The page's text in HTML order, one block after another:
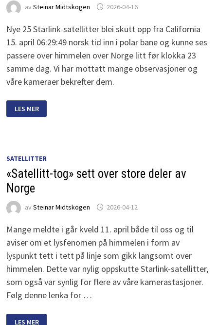
av Steinar Midtskogen 2026-04-16
Nye 25 Starlink-satellitter blei skutt opp fra California
15. april 06:29:49 norsk tid inn i polar bane og kunne ses
passere over himmelen over Norge litt før klokka 23
samme dag. Vi har mottatt mange observasjoner og
våre kameraer bekrefter dem.
SATELLITT-
TOG
LES MER
SATELLITTER
«Satellitt-tog» sett over store deler av
Norge
av Steinar Midtskogen 2026-04-12
Mange meldte i går kveld 11. april både til oss og til
aviser om et lysfenomen på himmelen i form av
lyspunkt tett i tett på linje som gikk langsomt over
himmelen. Dette var nylig oppskutte Starlink-satellitter,
som også var synlig for flere av våre kamerastasjoner.
Følg denne lenka for …
«SATELLITT-
LES MER